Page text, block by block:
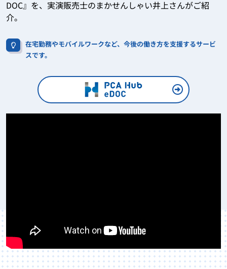
DOC』を、実演販売士のまかせんしゃい井上さんがご紹
介。
在宅勤務やモバイルワークなど、今後の働き方を支援するサービ
スです。